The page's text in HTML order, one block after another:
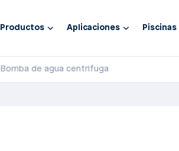
Productos Aplicaciones Piscinas
Bomba de agua centrifuga